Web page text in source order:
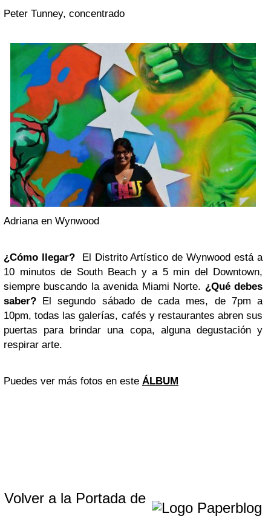
Peter Tunney, concentrado
Adriana en Wynwood
¿Cómo llegar?
El Distrito Artístico de Wynwood está a
10 minutos de South Beach y a 5 min del Downtown,
siempre buscando la avenida Miami Norte. ¿Qué debes
saber? El segundo sábado de cada mes, de 7pm a
10pm, todas las galerías, cafés y restaurantes abren sus
puertas para brindar una copa, alguna degustación y
respirar arte.
Puedes ver más fotos en este ÁLBUM
Volver a la Portada de